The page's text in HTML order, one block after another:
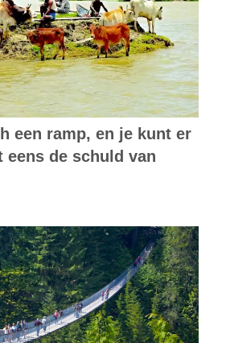
een ramp, en je kunt er
de schuld van